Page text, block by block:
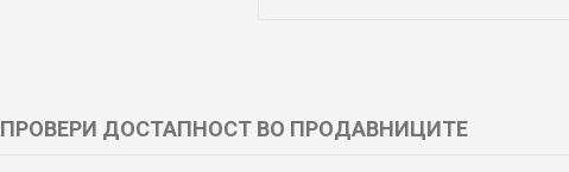
ПРОВЕРИ ДОСТАПНОСТ ВО ПРОДАВНИЦИТЕ